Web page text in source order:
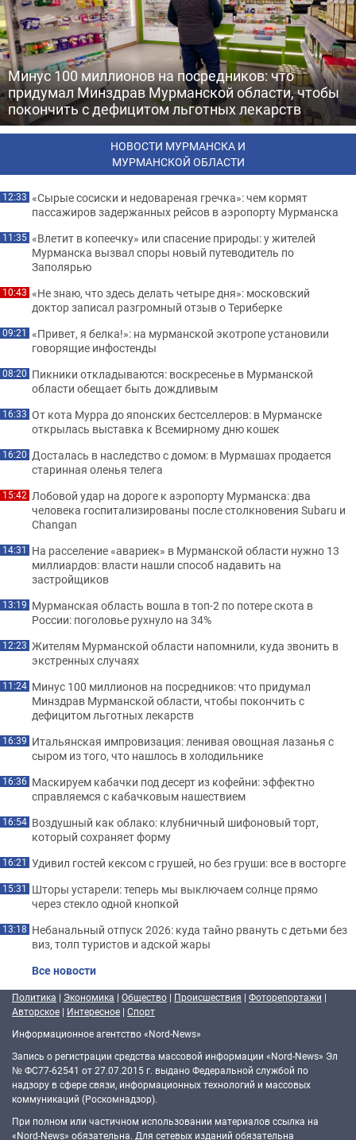
Минус 100 миллионов на посредников: что
придумал Минздрав Мурманской области, чтобы
покончить с дефицитом льготных лекарств
НОВОСТИ МУРМАНСКА И
МУРМАНСКОЙ ОБЛАСТИ
12:33 «Сырые сосиски и недовареная гречка»: чем кормят
пассажиров задержанных рейсов в аэропорту Мурманска
11:35 «Влетит в копеечку» или спасение природы: у жителей
Мурманска вызвал споры новый путеводитель по
Заполярью
10:43 «Не знаю, что здесь делать четыре дня»: московский
доктор записал разгромный отзыв о Териберке
09:21 «Привет, я белка!»: на мурманской экотропе установили
говорящие инфостенды
08:20 Пикники откладываются: воскресенье в Мурманской
области обещает быть дождливым
16:33 От кота Мурра до японских бестселлеров: в Мурманске
открылась выставка к Всемирному дню кошек
16:20 Досталась в наследство с домом: в Мурмашах продается
старинная оленья телега
15:42 Лобовой удар на дороге к аэропорту Мурманска: два
человека госпитализированы после столкновения Subaru и
Changan
14:31 На расселение «авариек» в Мурманской области нужно 13
миллиардов: власти нашли способ надавить на
застройщиков
13:19 Мурманская область вошла в топ-2 по потере скота в
России: поголовье рухнуло на 34%
12:23 Жителям Мурманской области напомнили, куда звонить в
экстренных случаях
11:24 Минус 100 миллионов на посредников: что придумал
Минздрав Мурманской области, чтобы покончить с
дефицитом льготных лекарств
16:39 Итальянская импровизация: ленивая овощная лазанья с
сыром из того, что нашлось в холодильнике
16:36 Маскируем кабачки под десерт из кофейни: эффектно
справляемся с кабачковым нашествием
16:54 Воздушный как облако: клубничный шифоновый торт,
который сохраняет форму
16:21 Удивил гостей кексом с грушей, но без груши: все в восторге
15:31 Шторы устарели: теперь мы выключаем солнце прямо
через стекло одной кнопкой
13:18 Небанальный отпуск 2026: куда тайно рвануть с детьми без
виз, толп туристов и адской жары
Все новости
Политика | Экономика | Общество | Происшествия | Фоторепортажи |
Авторское | Интересное | Спорт
Информационное агентство «Nord-News»
Запись о регистрации средства массовой информации «Nord-News» Эл
№ ФС77-62541 от 27.07.2015 г. выдано Федеральной службой по
надзору в сфере связи, информационных технологий и массовых
коммуникаций (Роскомнадзор).
При полном или частичном использовании материалов ссылка на
«Nord-News» обязательна. Для сетевых изданий обязательна